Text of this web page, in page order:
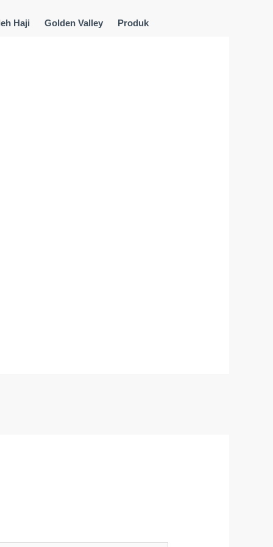
Haji Golden Valley Produk